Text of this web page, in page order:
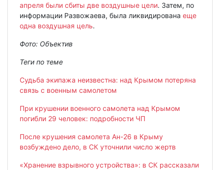
апреля были сбиты две воздушные цели. Затем, по
информации Развожаева, была ликвидирована еще
одна воздушная цель.
Фото: Объектив
Теги по теме
Судьба экипажа неизвестна: над Крымом потеряна
связь с военным самолетом
При крушении военного самолета над Крымом
погибли 29 человек: подробности ЧП
После крушения самолета Ан-26 в Крыму
возбуждено дело, в СК уточнили число жертв
«Хранение взрывного устройства»: в СК рассказали